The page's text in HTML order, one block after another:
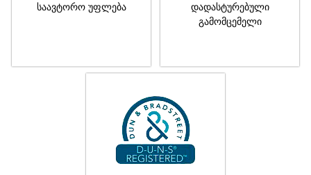
საავტორო უფლება
დადასტურებული
გამომცემელი